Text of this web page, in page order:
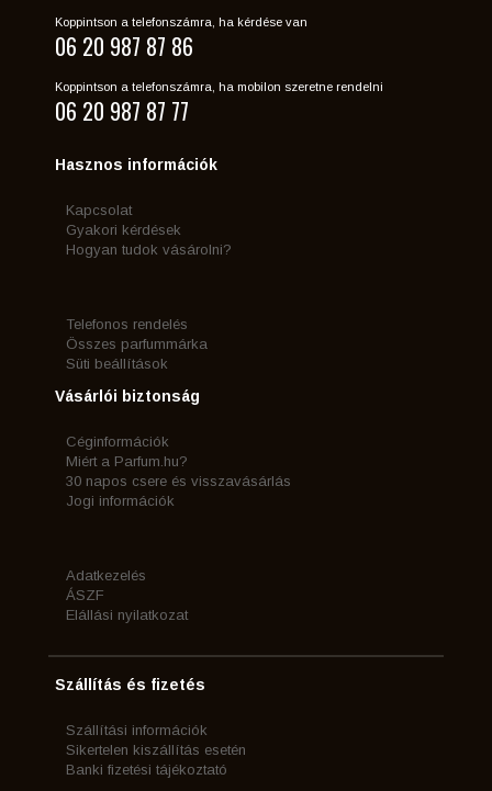
Koppintson a telefonszámra, ha kérdése van
06 20 987 87 86
Koppintson a telefonszámra, ha mobilon szeretne rendelni
06 20 987 87 77
Hasznos információk
Kapcsolat
Gyakori kérdések
Hogyan tudok vásárolni?
Telefonos rendelés
Összes parfummárka
Süti beállítások
Vásárlói biztonság
Céginformációk
Miért a Parfum.hu?
30 napos csere és visszavásárlás
Jogi információk
Adatkezelés
ÁSZF
Elállási nyilatkozat
Szállítás és fizetés
Szállítási információk
Sikertelen kiszállítás esetén
Banki fizetési tájékoztató